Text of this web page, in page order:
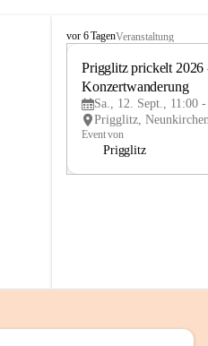
P
vor 6 TagenVeranstaltung
Prigglitz prickelt 2026
Konzertwanderung
Sa., 12. Sept., 11:00
Event von
Prigglitz